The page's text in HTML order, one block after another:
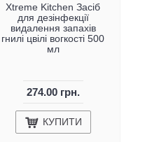
Xtreme Kitchen Засіб
для дезінфекції
видалення запахів
гнилі цвілі вогкості 500
мл
274.00 грн.
КУПИТИ